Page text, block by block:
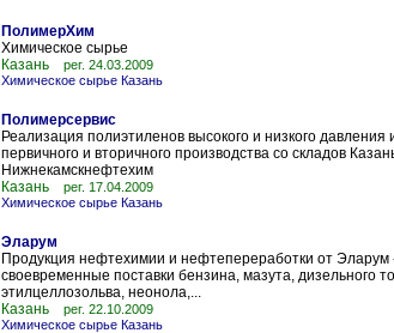
ПолимерХим
Химическое сырье
Казань
рег. 24.03.2009
Химическое сырье Казань
Полимерсервис
Реализация полиэтиленов высокого и низкого давления
первичного и вторичного производства со складов
Нижнекамскнефтехим
Казань
рег. 17.04.2009
Химическое сырье Казань
Эларум
Продукция нефтехимии и нефтепереработки от Эларум
своевременные поставки бензина, мазута, дизельного
этилцеллозольва, неонола,...
Казань
рег. 22.10.2009
Химическое сырье Казань